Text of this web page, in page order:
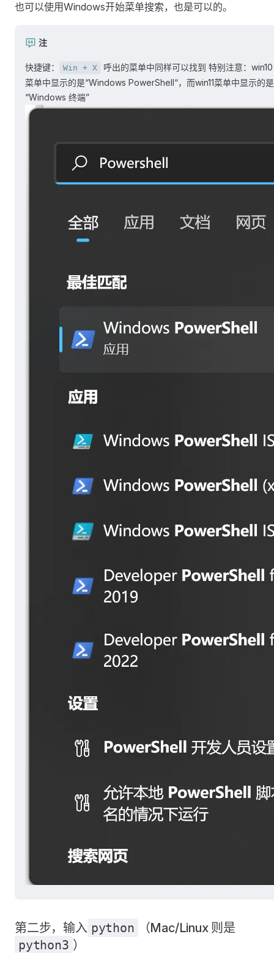
也可以使用Windows开始菜单搜索，也是可以的。
注
快捷键： Win + X
呼出的菜单中同样可以找到 特别注意：win10
菜单中显示的是“Windows PowerShell“，而win11菜单中显示的是
“Windows 终端”
第二步，输入 python
（Mac/Linux 则是
python3 ）